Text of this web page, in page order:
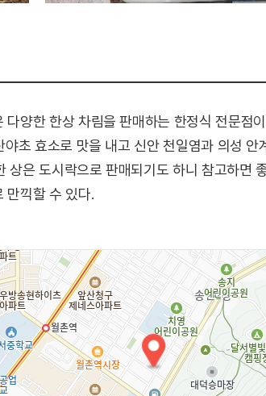
양한 한상 차림을 판매하는 한정식 전문점
초 효소로 맛을 내고 신안 천일염과 의성
상은 도시락으로 판매되기도 하니 참고하면
만끽할 수 있다.